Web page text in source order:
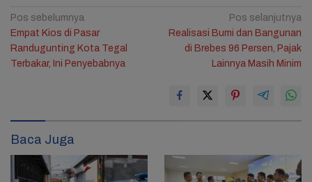
Navigasi
pos
Pos sebelumnya
Empat Kios di Pasar
Randugunting Kota Tegal
Terbakar, Ini Penyebabnya
Pos selanjutnya
Realisasi Bumi dan Bangunan
di Brebes 96 Persen, Pajak
Lainnya Masih Minim
Baca Juga